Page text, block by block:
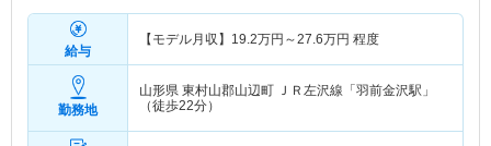
給与
【モデル月収】 19.2万円～27.6万円 程度
勤務地
山形県 東村山郡山辺町 ＪＲ左沢線「羽前金沢駅」
（徒歩22分）